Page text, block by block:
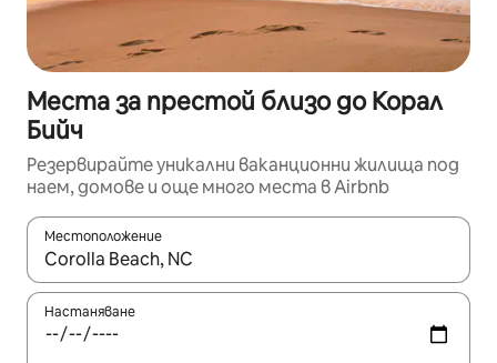
Места за престой близо до Корал
Бийч
Резервирайте уникални ваканционни жилища под
наем, домове и още много места в Airbnb
Местоположение
Когато резултатите се покажат, използвайте
Настаняване